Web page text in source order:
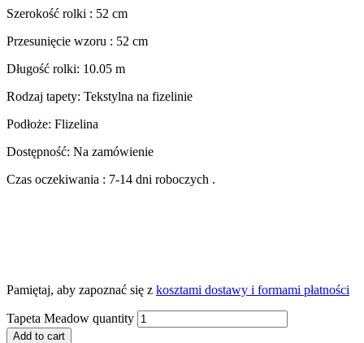
Szerokość rolki : 52 cm
Przesunięcie wzoru : 52 cm
Długość rolki: 10.05 m
Rodzaj tapety: Tekstylna na fizelinie
Podłoże: Flizelina
Dostępność: Na zamówienie
Czas oczekiwania : 7-14 dni roboczych .
Pamiętaj, aby zapoznać się z kosztami dostawy i formami płatności
Tapeta Meadow quantity
Add to cart